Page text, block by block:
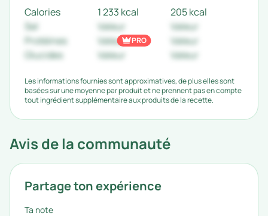
Calories
1 233 kcal
205 kcal
Sel
Valeur
Valeur
Protéines
Valeur
Valeur
Glucides
Valeur Valeur
PRO
Les informations fournies sont approximatives, de plus elles sont
basées sur une moyenne par produit et ne prennent pas en compte
tout ingrédient supplémentaire aux produits de la recette.
Avis de la communauté
Partage ton expérience
Ta note